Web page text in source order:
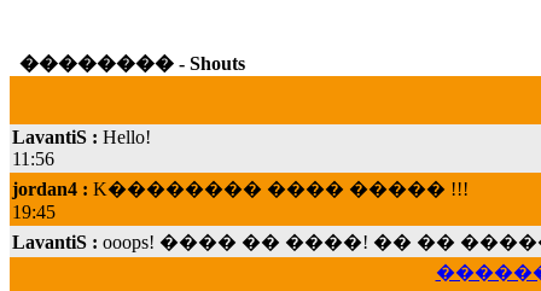
�������� - Shouts
11:56
jordan4 :
19:45
LavantiS :
���; ���� ��� ��� �������� ����